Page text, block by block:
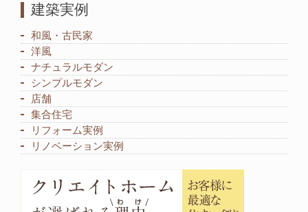
建築実例
和風・古民家
洋風
ナチュラルモダン
シンプルモダン
店舗
集合住宅
リフォーム実例
リノベーション実例